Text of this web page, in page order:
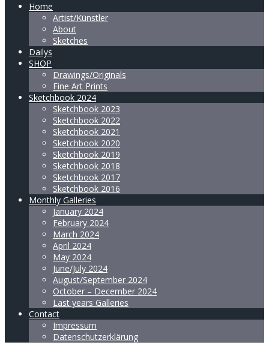
Home
Artist/Künstler
About
Sketches
Dailys
SHOP
Drawings/Originals
Fine Art Prints
Sketchbook 2024
Sketchbook 2023
Sketchbook 2022
Sketchbook 2021
Sketchbook 2020
Sketchbook 2019
Sketchbook 2018
Sketchbook 2017
Sketchbook 2016
Monthly Galleries
January 2024
February 2024
March 2024
April 2024
May 2024
June/July 2024
August/September 2024
October – December 2024
Last years Galleries
Contact
Impressum
Datenschutzerklärung